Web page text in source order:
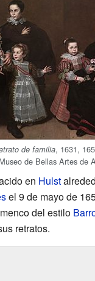
de familia, 1631,
de Bellas Artes de
en Hulst
el 9 de mayo de
del estilo
retratos.